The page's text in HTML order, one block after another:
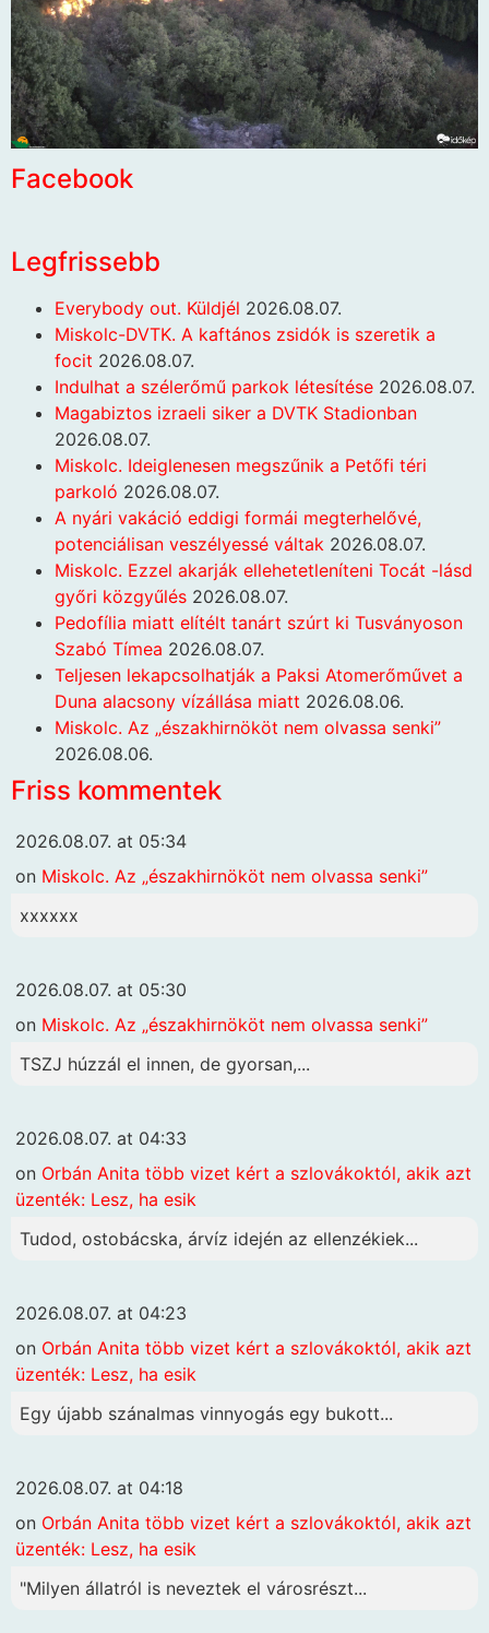
Facebook
Legfrissebb
Everybody out. Küldjél 2026.08.07.
Miskolc-DVTK. A kaftános zsidók is szeretik a
focit 2026.08.07.
Indulhat a szélerőmű parkok létesítése 2026.08.07.
Magabiztos izraeli siker a DVTK Stadionban
2026.08.07.
Miskolc. Ideiglenesen megszűnik a Petőfi téri
parkoló 2026.08.07.
A nyári vakáció eddigi formái megterhelővé,
potenciálisan veszélyessé váltak 2026.08.07.
Miskolc. Ezzel akarják ellehetetleníteni Tocát -lásd
győri közgyűlés 2026.08.07.
Pedofília miatt elítélt tanárt szúrt ki Tusványoson
Szabó Tímea 2026.08.07.
Teljesen lekapcsolhatják a Paksi Atomerőművet a
Duna alacsony vízállása miatt 2026.08.06.
Miskolc. Az „északhirnököt nem olvassa senki”
2026.08.06.
Friss kommentek
2026.08.07. at 05:34
on Miskolc. Az „északhirnököt nem olvassa senki”
xxxxxx
2026.08.07. at 05:30
on Miskolc. Az „északhirnököt nem olvassa senki”
TSZJ húzzál el innen, de gyorsan,...
2026.08.07. at 04:33
on Orbán Anita több vizet kért a szlovákoktól, akik azt
üzenték: Lesz, ha esik
Tudod, ostobácska, árvíz idején az ellenzékiek...
2026.08.07. at 04:23
on Orbán Anita több vizet kért a szlovákoktól, akik azt
üzenték: Lesz, ha esik
Egy újabb szánalmas vinnyogás egy bukott...
2026.08.07. at 04:18
on Orbán Anita több vizet kért a szlovákoktól, akik azt
üzenték: Lesz, ha esik
"Milyen állatról is neveztek el városrészt...